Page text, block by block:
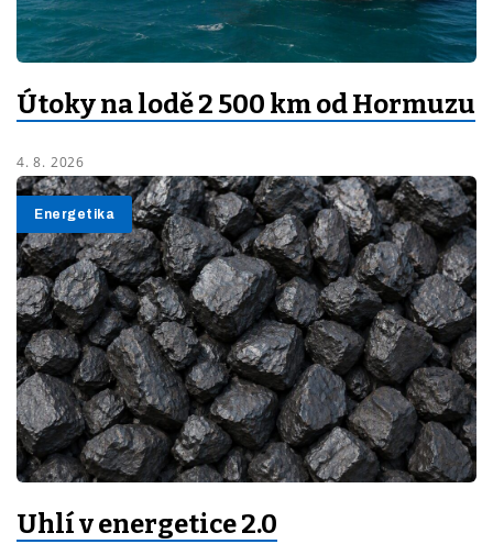
Útoky na lodě 2 500 km od Hormuzu
4. 8. 2026
Energetika
Uhlí v energetice 2.0